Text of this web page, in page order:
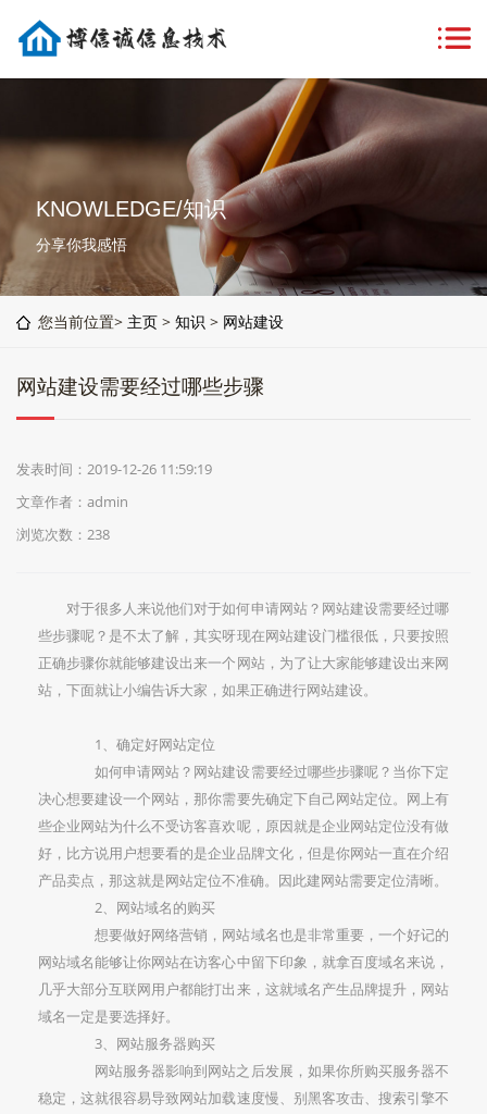
KNOWLEDGE/知识
分享你我感悟
您当前位置> 主页 > 知识 > 网站建设
网站建设需要经过哪些步骤
发表时间：2019-12-26 11:59:19
文章作者：admin
浏览次数： 238
对于很多人来说他们对于如何申请网站？网站建设需要经过哪
些步骤呢？是不太了解，其实呀现在网站建设门槛很低，只要按照
正确步骤你就能够建设出来一个网站，为了让大家能够建设出来网
站，下面就让小编告诉大家，如果正确进行网站建设。
1、确定好网站定位
如何申请网站？网站建设需要经过哪些步骤呢？当你下定
决心想要建设一个网站，那你需要先确定下自己网站定位。网上有
些企业网站为什么不受访客喜欢呢，原因就是企业网站定位没有做
好，比方说用户想要看的是企业品牌文化，但是你网站一直在介绍
产品卖点，那这就是网站定位不准确。因此建网站需要定位清晰。
2、网站域名的购买
想要做好网络营销，网站域名也是非常重要，一个好记的
网站域名能够让你网站在访客心中留下印象，就拿百度域名来说，
几乎大部分互联网用户都能打出来，这就域名产生品牌提升，网站
域名一定是要选择好。
3、网站服务器购买
网站服务器影响到网站之后发展，如果你所购买服务器不
稳定，这就很容易导致网站加载速度慢、别黑客攻击、搜索引擎不